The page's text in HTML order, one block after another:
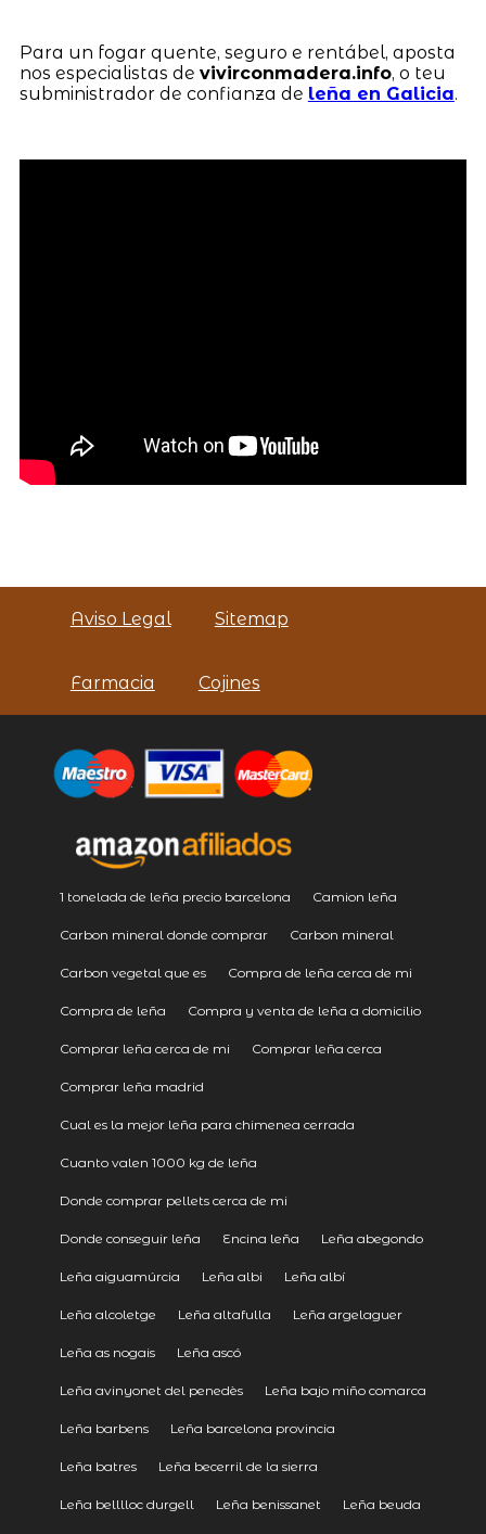
Para un fogar quente, seguro e rentábel, aposta
nos especialistas de vivirconmadera.info, o teu
subministrador de confianza de leña en Galicia.
Aviso Legal Sitemap
Farmacia Cojines
1 tonelada de leña precio barcelona Camion leña
Carbon mineral donde comprar Carbon mineral
Carbon vegetal que es Compra de leña cerca de mi
Compra de leña Compra y venta de leña a domicilio
Comprar leña cerca de mi Comprar leña cerca
Comprar leña madrid
Cual es la mejor leña para chimenea cerrada
Cuanto valen 1000 kg de leña
Donde comprar pellets cerca de mi
Donde conseguir leña Encina leña Leña abegondo
Leña aiguamúrcia Leña albi Leña albí
Leña alcoletge Leña altafulla Leña argelaguer
Leña as nogais Leña ascó
Leña avinyonet del penedès Leña bajo miño comarca
Leña barbens Leña barcelona provincia
Leña batres Leña becerril de la sierra
Leña belllloc durgell Leña benissanet Leña beuda